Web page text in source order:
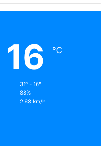
16 ℃
31º - 16º
88%
2.68 km/h